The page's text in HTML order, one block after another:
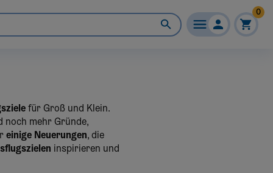
0
für Groß und Klein.
noch mehr Gründe,
einige Neuerungen, die
inspirieren und